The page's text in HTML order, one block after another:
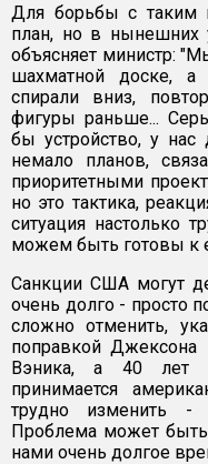
Для борьбы с таким
план, но в нынешних
объясняет министр:
шахматной доске,
спирали вниз,
фигуры раньше...
бы устройство, у
немало планов,
приоритетными
но это тактика,
ситуация настолько
можем быть готовы к
Санкции США могут
очень долго - просто
сложно отменить,
поправкой
Вэника, а 40 лет
принимается
трудно изменить -
Проблема может
нами очень долгое